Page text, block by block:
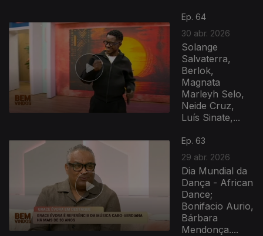
Ep. 64
30 abr. 2026
Solange
Salvaterra,
Berlok,
Magnata
Marleyh Selo,
Neide Cruz,
Luís Sinate,...
Ep. 63
29 abr. 2026
Dia Mundial da
Dança - African
Dance;
Bonifacio Aurio,
Bárbara
Mendonça....